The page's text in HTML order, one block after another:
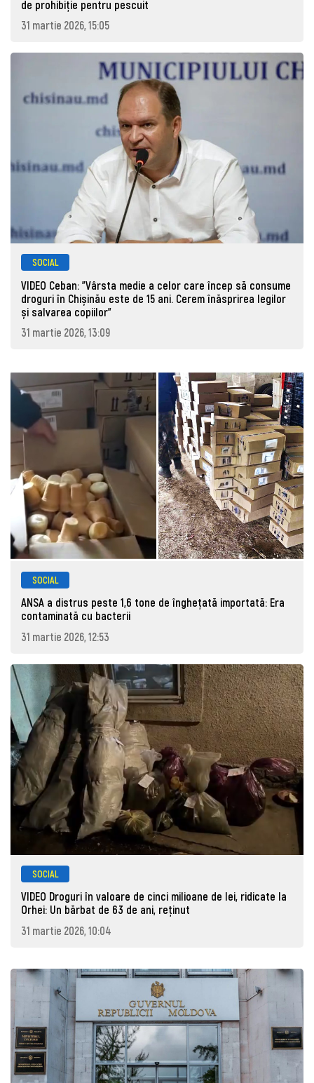
de prohibiţie pentru pescuit
31 martie 2026, 15:05
SOCIAL
VIDEO Ceban: "Vârsta medie a celor care încep să consume
droguri în Chișinău este de 15 ani. Cerem înăsprirea legilor
și salvarea copiilor"
31 martie 2026, 13:09
SOCIAL
ANSA a distrus peste 1,6 tone de înghețată importată: Era
contaminată cu bacterii
31 martie 2026, 12:53
SOCIAL
VIDEO Droguri în valoare de cinci milioane de lei, ridicate la
Orhei: Un bărbat de 63 de ani, reţinut
31 martie 2026, 10:04